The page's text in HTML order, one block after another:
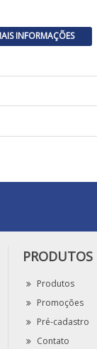
INFORMAÇÕES
PRODUTOS
Produtos
Promoções
Pré-cadastro
Contato